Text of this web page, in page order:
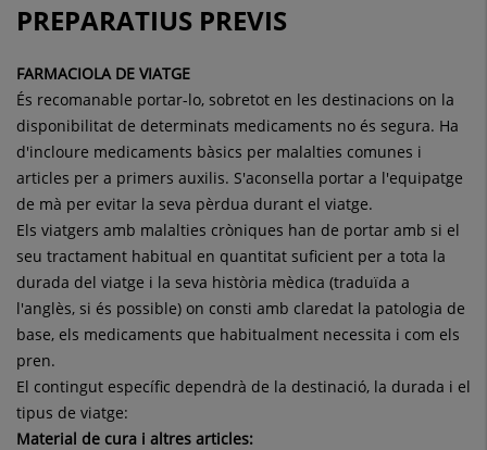
PREPARATIUS PREVIS
FARMACIOLA DE VIATGE
És recomanable portar-lo, sobretot en les destinacions on la
disponibilitat de determinats medicaments no és segura. Ha
d'incloure medicaments bàsics per malalties comunes i
articles per a primers auxilis. S'aconsella portar a l'equipatge
de mà per evitar la seva pèrdua durant el viatge.
Els viatgers amb malalties cròniques han de portar amb si el
seu tractament habitual en quantitat suficient per a tota la
durada del viatge i la seva història mèdica (traduïda a
l'anglès, si és possible) on consti amb claredat la patologia de
base, els medicaments que habitualment necessita i com els
pren.
El contingut específic dependrà de la destinació, la durada i el
tipus de viatge:
Material de cura i altres articles: